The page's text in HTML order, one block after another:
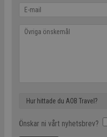
Önskar ni vårt nyhetsbrev?